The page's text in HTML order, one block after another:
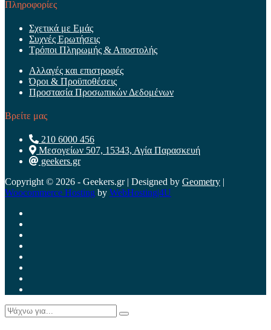
Πληροφορίες
Σχετικά με Εμάς
Συχνές Ερωτήσεις
Τρόποι Πληρωμής & Αποστολής
Αλλαγές και επιστροφές
Όροι & Προϋποθέσεις
Προστασία Προσωπικών Δεδομένων
Βρείτε μας
210 6000 456
Μεσογείων 507, 15343, Αγία Παρασκευή
geekers.gr
Copyright © 2026 - Geekers.gr | Designed by Geometry |
Woocommerce Hosting by WebHosting|4U